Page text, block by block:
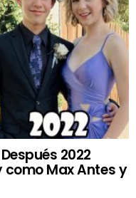
2022
como Max Antes y